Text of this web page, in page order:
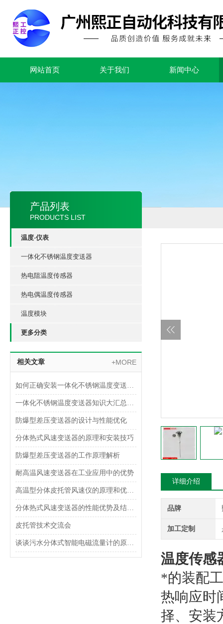
网站首页 关于我们 新闻中心
产品列表
PRODUCTS LIST
温度-仪表
一体化不锈钢温度变送器
热电阻温度传感器
热电偶温度传感器
温度模块
更多分类
相关文章 +MORE
如何正确安装一体化不锈钢温度变送器？
一体化不锈钢温度变送器知识大汇总，入门必看！
防爆型差压变送器的设计与性能优化
分体热式风速变送器的原理和安装技巧
防爆型差压变送器的工作原理解析
耐高温风速变送器在工业应用中的优势
高温型分体皮托管风速仪的原理和优势介绍
分体热式风速变送器的性能优势及结构设计
皮托管技术交流会
谈谈污水分体式智能电磁流量计的原理和特点
详细介绍
品牌
加工定制
温度传感
*的装配
热响应时
择、安装